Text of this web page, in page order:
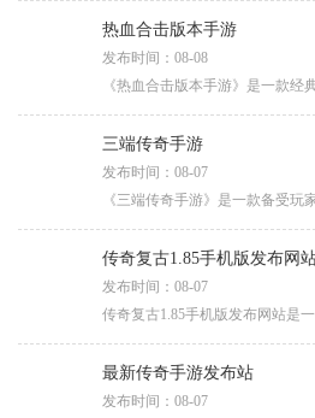
热血合击版本手游
发布时间：08-08
三端传奇手游
发布时间：08-07
传奇复古1.85手机版发布网
发布时间：08-07
最新传奇手游发布站
发布时间：08-07